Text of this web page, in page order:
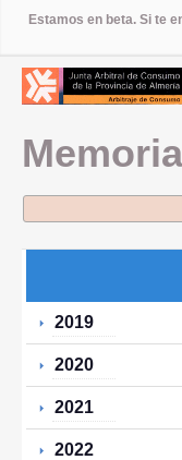
Estamos en beta. Si te
2019
2020
2021
2022